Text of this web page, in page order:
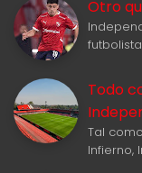
Otro
Todo
Tal
Infierno,